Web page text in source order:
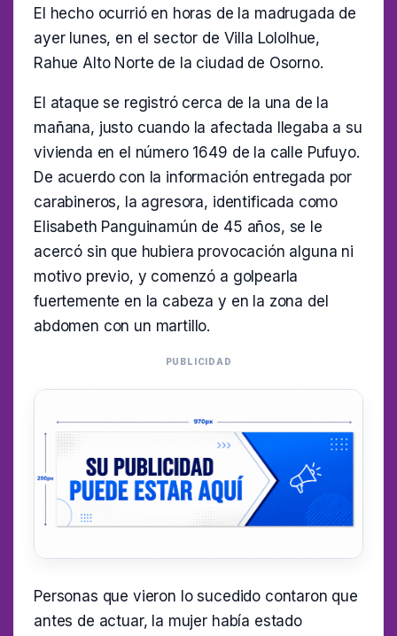
El hecho ocurrió en horas de la madrugada de
ayer lunes, en el sector de Villa Lololhue,
Rahue Alto Norte de la ciudad de Osorno.
El ataque se registró cerca de la una de la
mañana, justo cuando la afectada llegaba a su
vivienda en el número 1649 de la calle Pufuyo.
De acuerdo con la información entregada por
carabineros, la agresora, identificada como
Elisabeth Panguinamún de 45 años, se le
acercó sin que hubiera provocación alguna ni
motivo previo, y comenzó a golpearla
fuertemente en la cabeza y en la zona del
abdomen con un martillo.
PUBLICIDAD
Personas que vieron lo sucedido contaron que
antes de actuar, la mujer había estado